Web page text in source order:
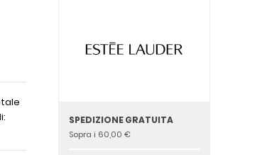
SPEDIZIONE GRATUITA
Sopra i 60,00 €